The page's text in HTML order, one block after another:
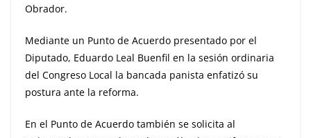
Obrador.
Mediante un Punto de Acuerdo presentado por el
Diputado, Eduardo Leal Buenfil en la sesión ordinaria
del Congreso Local la bancada panista enfatizó su
postura ante la reforma.
En el Punto de Acuerdo también se solicita al